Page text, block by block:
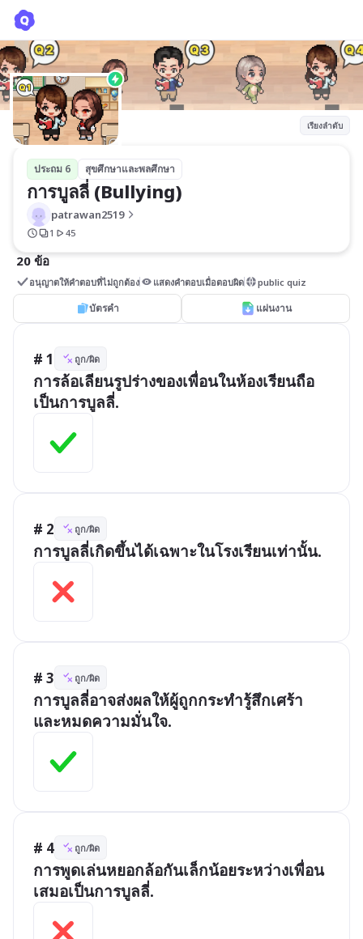
เรียงลำดับ
ประถม 6 สุขศึกษาและพลศึกษา
การบูลลี่ (Bullying)
patrawan2519
1 45
20 ข้อ
อนุญาตให้คำตอบที่ไม่ถูกต้อง แสดงคำตอบเมื่อตอบผิด public quiz
บัตรคำ แผ่นงาน
# 1 ถูก/ผิด
การล้อเลียนรูปร่างของเพื่อนในห้องเรียนถือ
เป็นการบูลลี่.
# 2 ถูก/ผิด
การบูลลี่เกิดขึ้นได้เฉพาะในโรงเรียนเท่านั้น.
# 3 ถูก/ผิด
การบูลลี่อาจส่งผลให้ผู้ถูกกระทำรู้สึกเศร้า
และหมดความมั่นใจ.
# 4 ถูก/ผิด
การพูดเล่นหยอกล้อกันเล็กน้อยระหว่างเพื่อน
เสมอเป็นการบูลลี่.